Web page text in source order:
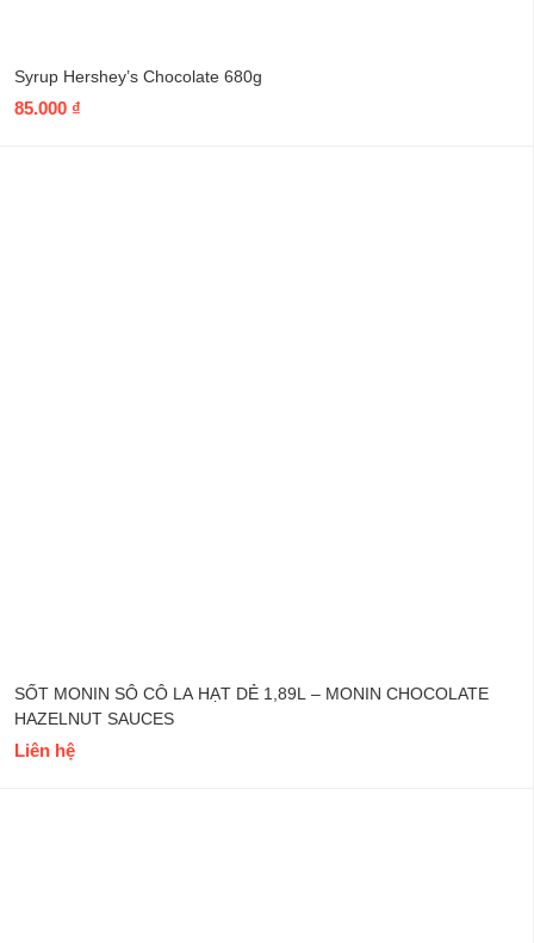
Syrup Hershey’s Chocolate 680g
85.000 ₫
SỐT MONIN SÔ CÔ LA HẠT DẺ 1,89L – MONIN CHOCOLATE
HAZELNUT SAUCES
Liên hệ